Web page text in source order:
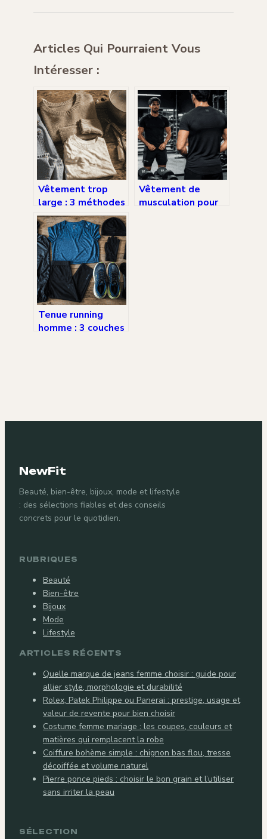
Articles Qui Pourraient Vous
Intéresser :
Vêtement trop
large : 3 méthodes
thermiques et 1
astuce de couture
pour ajuster votre
taille
Vêtement de
musculation pour
Tenue running
homme : 3 couches
NewFit
Beauté, bien-être, bijoux, mode et lifestyle
: des sélections fiables et des conseils
concrets pour le quotidien.
RUBRIQUES
Beauté
Bien-être
Bijoux
Mode
Lifestyle
ARTICLES RÉCENTS
Quelle marque de jeans femme choisir : guide pour
allier style, morphologie et durabilité
Rolex, Patek Philippe ou Panerai : prestige, usage et
valeur de revente pour bien choisir
Costume femme mariage : les coupes, couleurs et
matières qui remplacent la robe
Coiffure bohème simple : chignon bas flou, tresse
décoiffée et volume naturel
Pierre ponce pieds : choisir le bon grain et l’utiliser
sans irriter la peau
SÉLECTION